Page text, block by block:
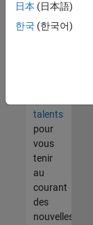
corresponde
à vos
talents
pour
vous
tenir
au
courant
des
nouvelles
日本 (日本語)
한국 (한국어)